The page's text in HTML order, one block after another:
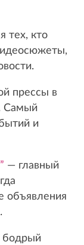
тех, кто
прессы в
Самый
и
— главный
объявления
бодрый